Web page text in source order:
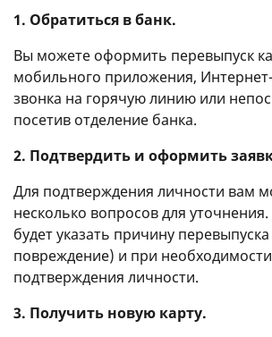
1. Обратиться в банк.
Вы можете оформить перевыпуск
мобильного приложения,
звонка на горячую линию или
посетив отделение банка.
2. Подтвердить и оформить
Для подтверждения личности вам
несколько вопросов для
будет указать причину перевыпуска
повреждение) и при
подтверждения личности.
3. Получить новую карту.